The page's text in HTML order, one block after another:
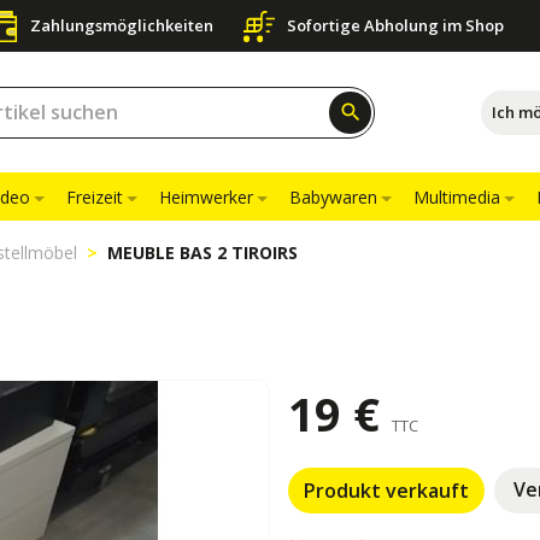
Zahlungsmöglichkeiten Sofortige Abholung im Shop
search Ich
Freizeit Heimwerker Babywaren Multimedia
MEUBLE BAS 2 TIROIRS
19 € TTC
Produkt verkauft